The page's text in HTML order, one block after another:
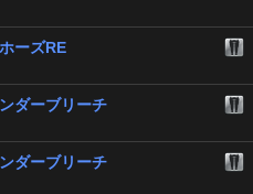
ーズRE
ダーブリーチ
ダーブリーチ